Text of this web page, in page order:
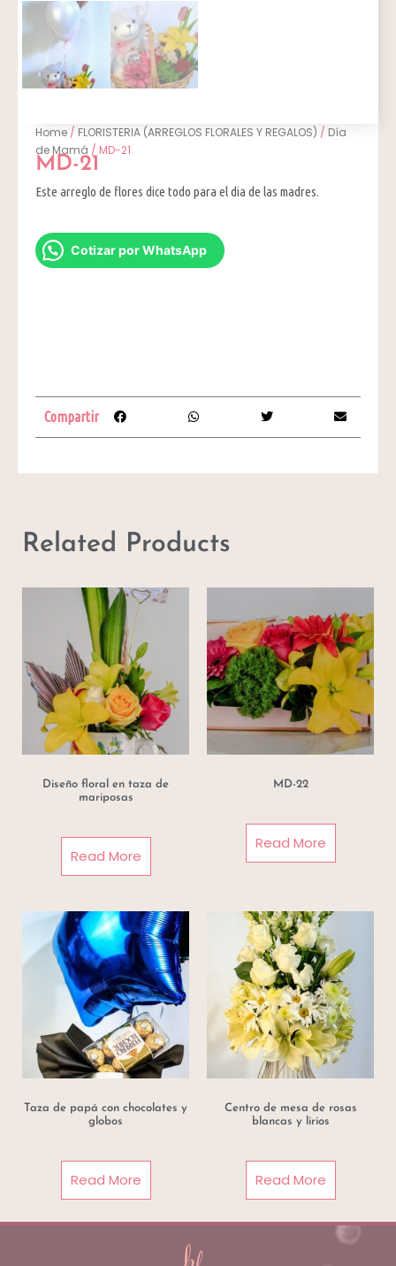
Home / FLORISTERIA (ARREGLOS FLORALES Y REGALOS) / Día
de Mamá / MD-21
MD-21
Este arreglo de flores dice todo para el dia de las madres.
Cotizar por WhatsApp
Compartir
Related Products
Diseño floral en taza de
mariposas
Read More
MD-22
Read More
Taza de papá con chocolates y
globos
Read More
Centro de mesa de rosas
blancas y lirios
Read More